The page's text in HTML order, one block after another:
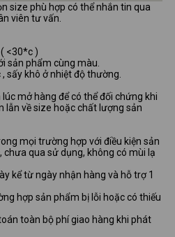
size phù hợp có thể nhắn tin qua
viên tư vấn.
<30*c )
sản phẩm cùng màu.
sấy khô ở nhiệt độ thường.
mở hàng để có thể đối chứng khi
lẫn về size hoặc chất lượng sản
mọi trường hợp với điều kiện sản
qua sử dụng, không có mùi lạ
kể từ ngày nhận hàng và hỗ trợ 1
hợp sản phẩm bị lỗi hoặc có thiếu
toàn bộ phí giao hàng khi phát